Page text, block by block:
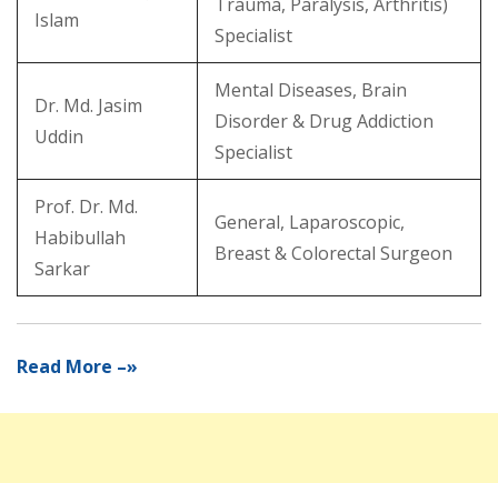
Islam
Specialist
Dr. Md. Jasim
Uddin
Mental Diseases, Brain
Disorder & Drug Addiction
Specialist
Prof. Dr. Md.
Habibullah
Sarkar
General, Laparoscopic,
Breast & Colorectal Surgeon
Read More –»